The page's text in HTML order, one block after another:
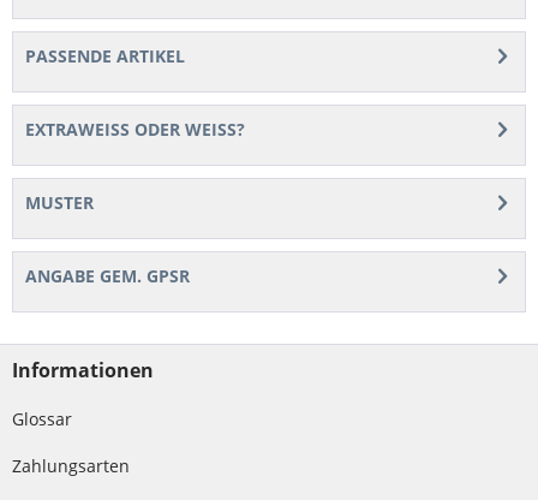
PASSENDE ARTIKEL
EXTRAWEISS ODER WEISS?
MUSTER
ANGABE GEM. GPSR
Informationen
Glossar
Zahlungsarten